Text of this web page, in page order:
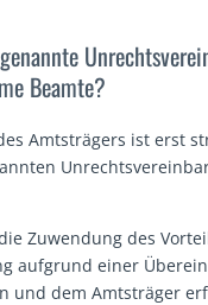
Beamte?
Amtsträgers ist erst
Zuwendung des
aufgrund einer
und dem Amtsträger